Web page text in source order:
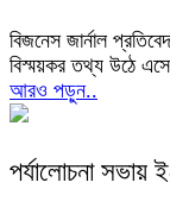
বিজনেস জার্নাল
বিস্ময়কর তথ্য উঠে
আরও পড়ুন..
পর্যালোচনা সভায়